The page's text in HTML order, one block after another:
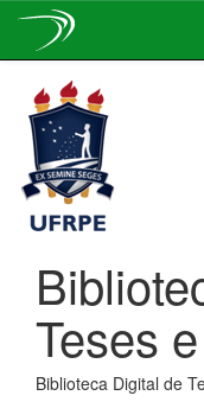
navigation
Teses
Biblioteca Digital de